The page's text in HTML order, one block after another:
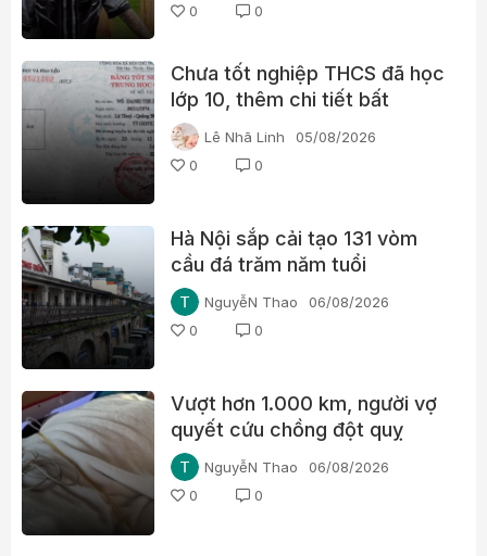
0
0
Chưa tốt nghiệp THCS đã học
lớp 10, thêm chi tiết bất
thường trong học bạ một lãnh
đạo xã ở Quảng Trị
Lê Nhã Linh
05/08/2026
0
0
Hà Nội sắp cải tạo 131 vòm
cầu đá trăm năm tuổi
NguyễN Thao
06/08/2026
0
0
Vượt hơn 1.000 km, người vợ
quyết cứu chồng đột quỵ
NguyễN Thao
06/08/2026
0
0